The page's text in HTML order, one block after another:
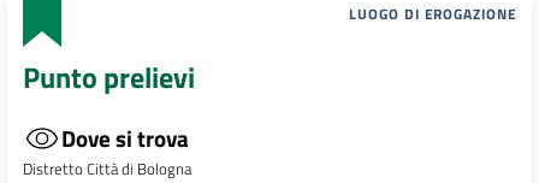
LUOGO DI EROGAZIONE
Punto prelievi
Dove si trova
Distretto Città di Bologna